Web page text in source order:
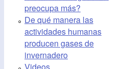
preocupa más?
De qué manera las
actividades humanas
producen gases de
invernadero
Videos